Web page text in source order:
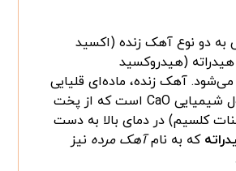
به دو نوع آهک زنده (اکسید
(هیدروکسید
آهک زنده، ماده‌ای قلیایی
و خورنده با فرمول شیمیایی CaO است که از پخت
کلسیم) در دمای بالا به دست
که به نامآهک مرده نیز